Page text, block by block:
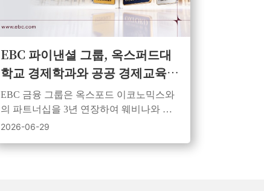
EBC 파이낸셜 그룹, 옥스퍼드대
학교 경제학과와 공공 경제교육
협력 3년 연장
EBC 금융 그룹은 옥스포드 이코노믹스와
의 파트너십을 3년 연장하여 웨비나와 비
디오를 통해 더 많은 사람들에게 연구 결과
2026-06-29